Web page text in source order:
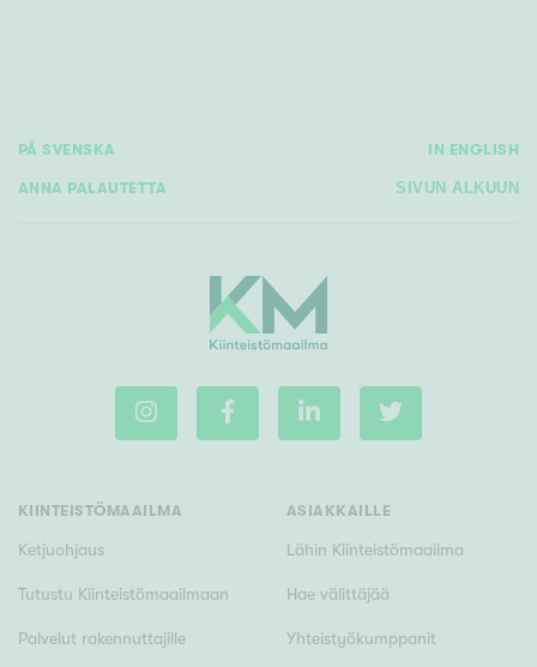
PÅ SVENSKA IN ENGLISH
ANNA PALAUTETTA SIVUN ALKUUN
KIINTEISTÖMAAILMA
Ketjuohjaus
Tutustu Kiinteistömaailmaan
Palvelut rakennuttajille
ASIAKKAILLE
Lähin Kiinteistömaailma
Hae välittäjää
Yhteistyökumppanit